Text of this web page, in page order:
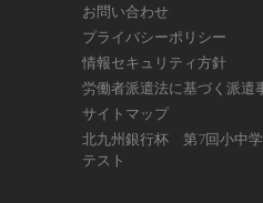
お問い合わせ
プライバシーポリシー
情報セキュリティ方針
労働者派遣法に基づく派遣
サイトマップ
北九州銀行杯 第7回小中
テスト